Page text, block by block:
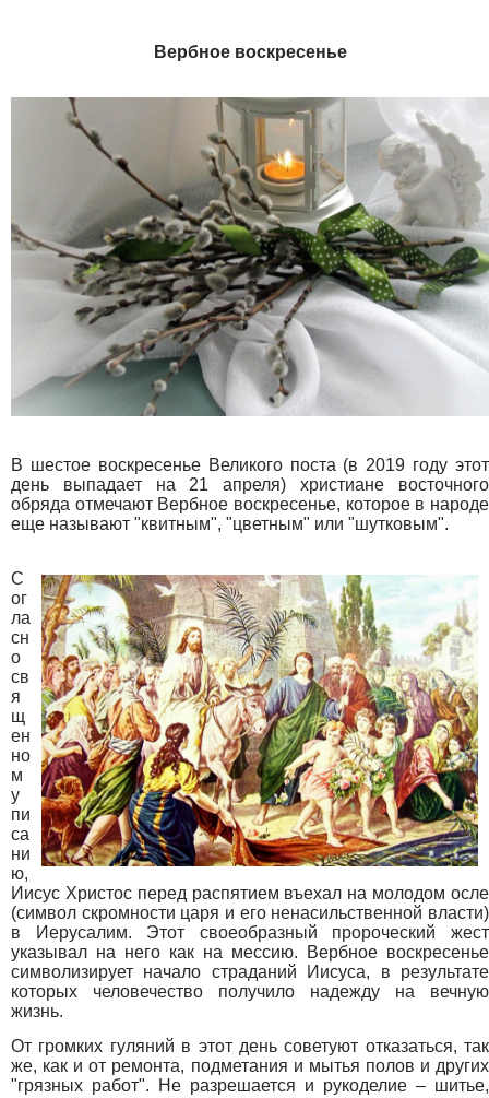
Вербное воскресенье
В шестое воскресенье Великого поста (в 2019 году этот
день выпадает на 21 апреля) христиане восточного
обряда отмечают Вербное воскресенье, которое в народе
еще называют "квитным", "цветным" или "шутковым".
С
ог
ла
сн
о
св
я
щ
ен
но
м
у
пи
са
ни
ю,
Иисус Христос перед распятием въехал на молодом осле
(символ скромности царя и его ненасильственной власти)
в Иерусалим. Этот своеобразный пророческий жест
указывал на него как на мессию. Вербное воскресенье
символизирует начало страданий Иисуса, в результате
которых человечество получило надежду на вечную
жизнь.
От громких гуляний в этот день советуют отказаться, так
же, как и от ремонта, подметания и мытья полов и других
"грязных работ". Не разрешается и рукоделие – шитье,